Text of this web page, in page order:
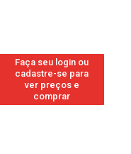
Faça seu login ou
cadastre-se para
ver preços e
comprar